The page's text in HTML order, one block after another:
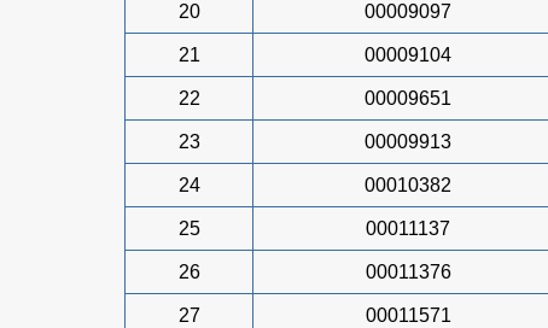
20 00009097
21 00009104
22 00009651
23 00009913
24 00010382
25 00011137
26 00011376
27 00011571